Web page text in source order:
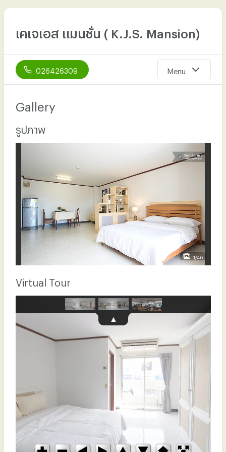
เคเจเอส แมนชั่น ( K.J.S. Mansion)
026426309 Menu
หน้าแรก
รูปภาพ
ที่ตั้งที่พัก
ติดต่อเรา
Gallery
รูปภาพ
1/46
Virtual Tour